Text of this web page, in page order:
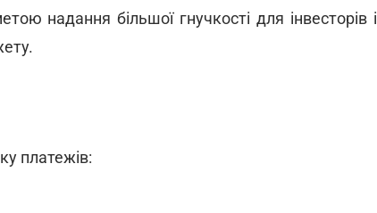
надання більшої гнучкості для інвесторів і
платежів: